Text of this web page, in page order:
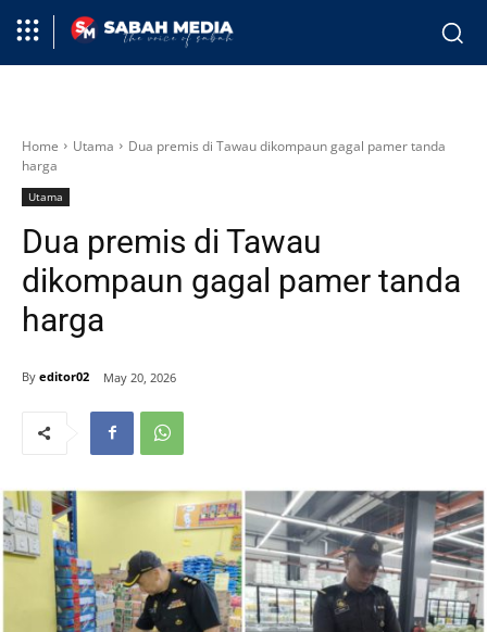
Home Utama
Dua premis di Tawau dikompaun gagal pamer tanda
harga
Utama
Dua premis di Tawau
dikompaun gagal pamer tanda
harga
By editor02 May 20, 2026